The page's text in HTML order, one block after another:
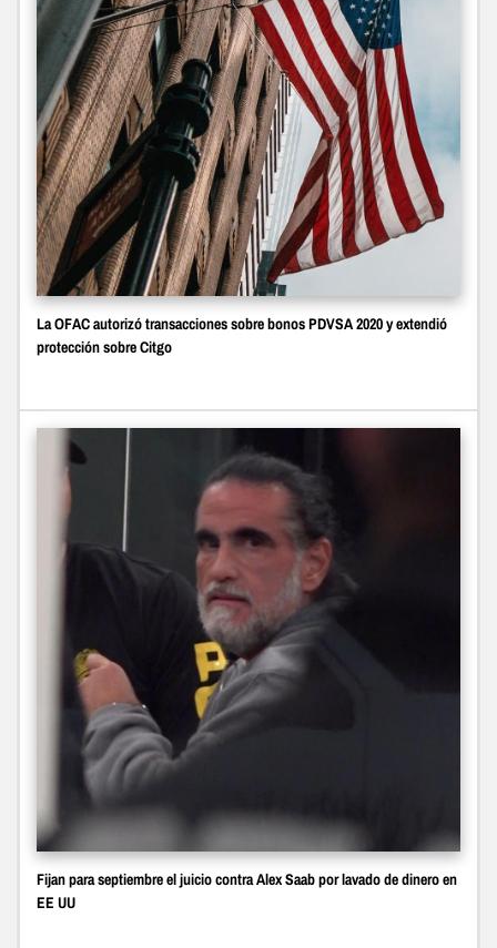
La OFAC autorizó transacciones sobre bonos PDVSA 2020 y extendió
protección sobre Citgo
Fijan para septiembre el juicio contra Alex Saab por lavado de dinero en
EE UU